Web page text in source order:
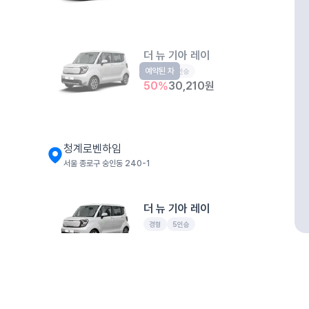
더 뉴 기아 레이
경형 5인승
50%30,210원
예약된 차
청계로벤하임
서울 종로구 숭인동 240-1
더 뉴 기아 레이
경형 5인승